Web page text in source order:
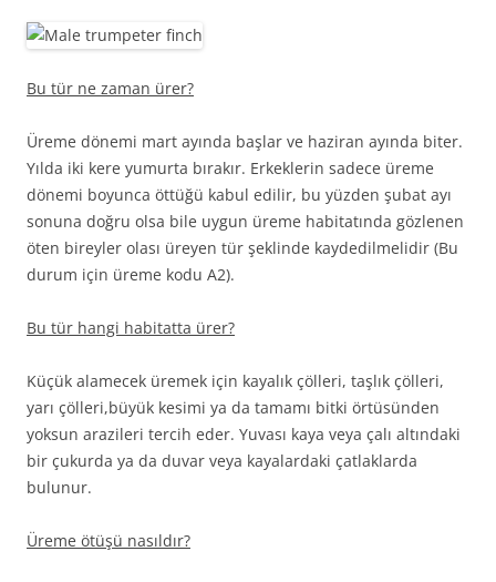
Bu tür ne zaman ürer?
Üreme dönemi mart ayında başlar ve haziran ayında biter.
Yılda iki kere yumurta bırakır. Erkeklerin sadece üreme
dönemi boyunca öttüğü kabul edilir, bu yüzden şubat ayı
sonuna doğru olsa bile uygun üreme habitatında gözlenen
öten bireyler olası üreyen tür şeklinde kaydedilmelidir (Bu
durum için üreme kodu A2).
Bu tür hangi habitatta ürer?
Küçük alamecek üremek için kayalık çölleri, taşlık çölleri,
yarı çölleri,büyük kesimi ya da tamamı bitki örtüsünden
yoksun arazileri tercih eder. Yuvası kaya veya çalı altındaki
bir çukurda ya da duvar veya kayalardaki çatlaklarda
bulunur.
Üreme ötüşü nasıldır?